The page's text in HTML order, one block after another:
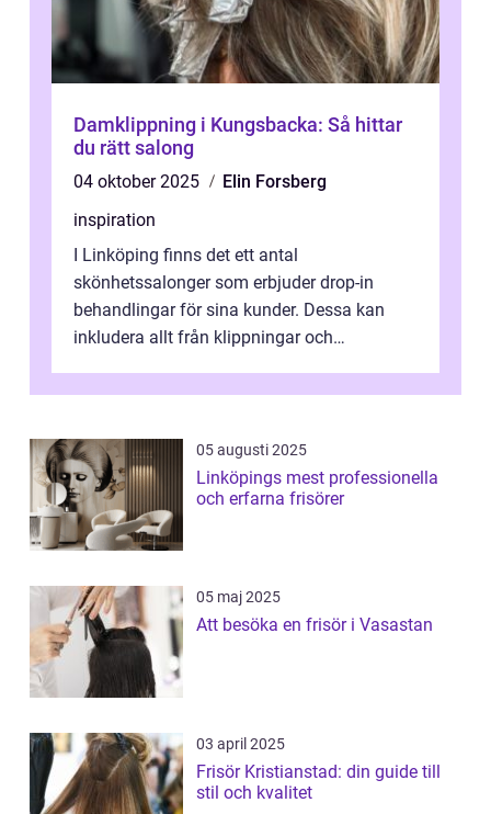
Damklippning i Kungsbacka: Så hittar
du rätt salong
04 oktober 2025
Elin Forsberg
inspiration
I Linköping finns det ett antal
skönhetssalonger som erbjuder drop-in
behandlingar för sina kunder. Dessa kan
inkludera allt från klippningar och
05 augusti 2025
Linköpings mest professionella
och erfarna frisörer
05 maj 2025
Att besöka en frisör i Vasastan
03 april 2025
Frisör Kristianstad: din guide till
stil och kvalitet